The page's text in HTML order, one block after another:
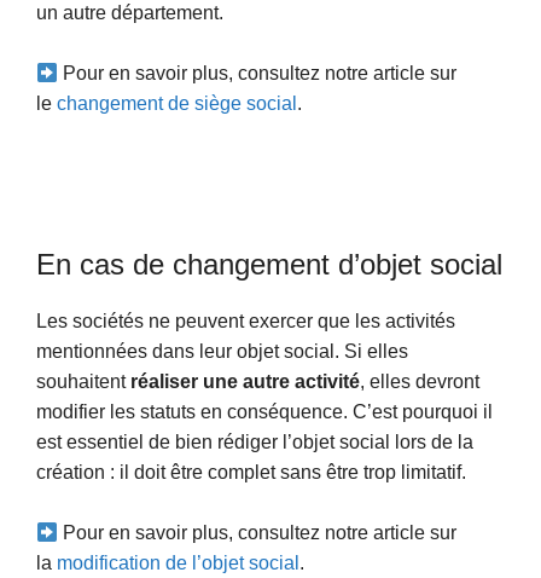
un autre département.
Pour en savoir plus, consultez notre article sur
le changement de siège social .
En cas de changement d’objet social
Les sociétés ne peuvent exercer que les activités
mentionnées dans leur objet social. Si elles
souhaitent réaliser une autre activité, elles devront
modifier les statuts en conséquence. C’est pourquoi il
est essentiel de bien rédiger l’objet social lors de la
création : il doit être complet sans être trop limitatif.
Pour en savoir plus, consultez notre article sur
la modification de l’objet social .